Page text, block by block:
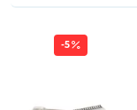
-5